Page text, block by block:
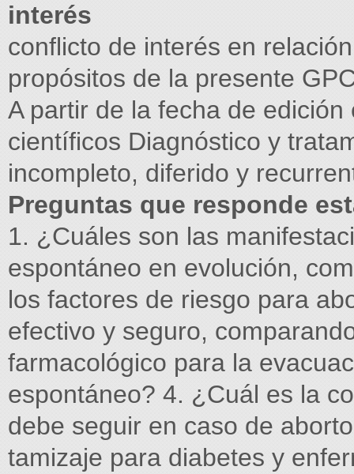
interés
conflicto de interés en
propósitos de la presente
A partir de la fecha de
científicos Diagnóstico y
incompleto, diferido y
Preguntas que responde
1. ¿Cuáles son las
espontáneo en evolución,
los factores de riesgo para
efectivo y seguro,
farmacológico para la
espontáneo? 4. ¿Cuál es la
debe seguir en caso de
tamizaje para diabetes y